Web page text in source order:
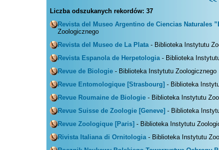
Liczba odszukanych rekordów: 37
Revista del Museo Argentino de Ciencias Naturales
Zoologicznego
Revista del Museo de La Plata- Biblioteka Instytutu
Revista Espanola de Herpetologia- Biblioteka
Revue de Biologie - Biblioteka Instytutu Zoologicznego
Revue Entomologique [Strasbourg] - Biblioteka
Revue Roumaine de Biologie - Biblioteka Instytutu
Revue Suisse de Zoologie [Geneve] - Biblioteka
Revue Zoologique [Paris] - Biblioteka Instytutu
Rivista Italiana di Ornitologia- Biblioteka Instytutu